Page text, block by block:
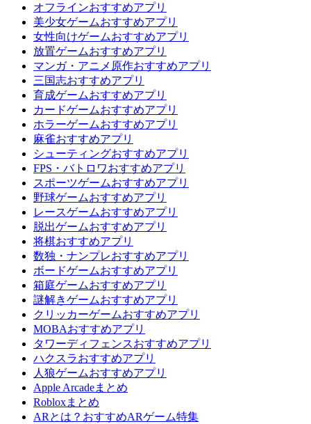
オフラインおすすめアプリ
美少女ゲームおすすめアプリ
女性向けゲームおすすめアプリ
放置ゲームおすすめアプリ
マンガ・アニメ原作おすすめアプリ
三国志おすすめアプリ
育成ゲームおすすめアプリ
カードゲームおすすめアプリ
ホラーゲームおすすめアプリ
麻雀おすすめアプリ
シューティングおすすめアプリ
FPS・バトロワおすすめアプリ
スポーツゲームおすすめアプリ
野球ゲームおすすめアプリ
レースゲームおすすめアプリ
脱出ゲームおすすめアプリ
将棋おすすめアプリ
数独・ナンプレおすすめアプリ
ボードゲームおすすめアプリ
箱庭ゲームおすすめアプリ
謎解きゲームおすすめアプリ
クリッカーゲームおすすめアプリ
MOBAおすすめアプリ
タワーディフェンスおすすめアプリ
ハクスラおすすめアプリ
人狼ゲームおすすめアプリ
Apple Arcadeまとめ
Robloxまとめ
ARとは？おすすめARゲーム特集